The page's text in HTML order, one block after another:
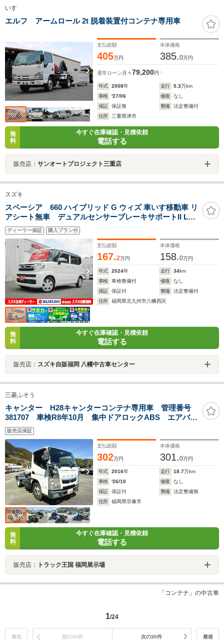
いすゞ
エルフ アームロール 2t 脱着装置付コンテナ専用車
支払総額
405万円
本体価格
385.0万円
通常ローン 月々79,200円
年式 2008年 走行 5.3万km
車検
'27/06 修復
なし
保証
保証無 整備
法定整備付
住所
三重県津市
無
料
今すぐ在庫確認・見積依頼
電話する
販売店： サンオートプロジェクト三重店
スズキ
スペーシア 660 ハイブリッド G ウィズ 車いす移動車 リ
アシート無車 デュアルセンサーブレーキサポートII LED
ヘッドランプ 車いす用ワイヤレスリモコン ステアリング
オーディオスイッチ 14インチホイールキャップ 後席両側
スライドドア
ディーラー保証 購入プラン付
支払総額
167.2万円
本体価格
158.0万円
年式 2024年 走行 34km
車検
車検整備付 修復
なし
保証
保証付 整備
法定整備付
住所
福岡県北九州市八幡西区
無
料
今すぐ在庫確認・見積依頼
電話する
販売店： スズキ自販福岡 八幡中古車センター
三菱ふそう
キャンター H28キャンターコンテナ専用車 管理番号
381707 車検R8年10月 集中ドアロックABS エアバッ
ク パワーウィンドウ 電格ミラー EZGO(坂道補助)
ETC エアコン
販売店保証
支払総額
302万円
本体価格
301.0万円
年式 2016年 走行 18.7万km
車検
'26/10 修復
なし
保証
保証付 整備
法定整備無
住所
福岡県宗像市
無
料
今すぐ在庫確認・見積依頼
電話する
販売店： トラック王国 福岡展示場
「コンテナ」の中古車
1/24
最初 前の30件 次の30件 最後